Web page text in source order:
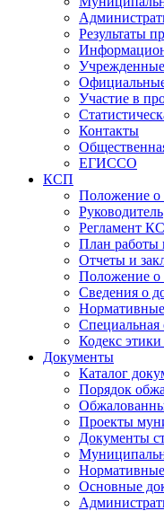
Результаты
Участие в
Контакты
ЕГИССО
КСП
Положение
Руководитель
Регламент
План работы
Отчеты и
Положение о
Сведения о
Специальная
Кодекс
Документы
Каталог
Порядок
Проекты
Документы
Нормативные
Основные